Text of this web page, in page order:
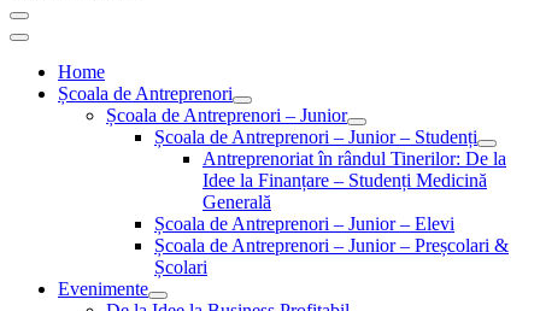
Home
Școala de Antreprenori
Școala de Antreprenori – Junior
Școala de Antreprenori – Junior – Studenți
Antreprenoriat în rândul Tinerilor: De la
Idee la Finanțare – Studenți Medicină
Generală
Școala de Antreprenori – Junior – Elevi
Școala de Antreprenori – Junior – Preșcolari &
Școlari
Evenimente